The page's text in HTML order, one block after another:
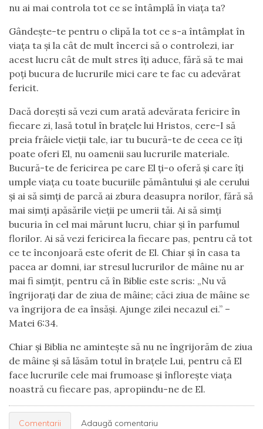
nu ai mai controla tot ce se întâmplă în viața ta?
Gândește-te pentru o clipă la tot ce s-a întâmplat în
viața ta și la cât de mult încerci să o controlezi, iar
acest lucru cât de mult stres îți aduce, fără să te mai
poți bucura de lucrurile mici care te fac cu adevărat
fericit.
Dacă dorești să vezi cum arată adevărata fericire în
fiecare zi, lasă totul în brațele lui Hristos, cere-I să
preia frâiele vieții tale, iar tu bucură-te de ceea ce îți
poate oferi El, nu oamenii sau lucrurile materiale.
Bucură-te de fericirea pe care El ți-o oferă și care îți
umple viața cu toate bucuriile pământului și ale cerului
și ai să simți de parcă ai zbura deasupra norilor, fără să
mai simți apăsările vieții pe umerii tăi. Ai să simți
bucuria în cel mai mărunt lucru, chiar și în parfumul
florilor. Ai să vezi fericirea la fiecare pas, pentru că tot
ce te înconjoară este oferit de El. Chiar și în casa ta
pacea ar domni, iar stresul lucrurilor de mâine nu ar
mai fi simțit, pentru că în Biblie este scris: „Nu vă
îngrijorați dar de ziua de mâine; căci ziua de mâine se
va îngrijora de ea însăși. Ajunge zilei necazul ei.” –
Matei 6:34.
Chiar și Biblia ne amintește să nu ne îngrijorăm de ziua
de mâine și să lăsăm totul în brațele Lui, pentru că El
face lucrurile cele mai frumoase și înflorește viața
noastră cu fiecare pas, apropiindu-ne de El.
Comentarii Adaugă comentariu